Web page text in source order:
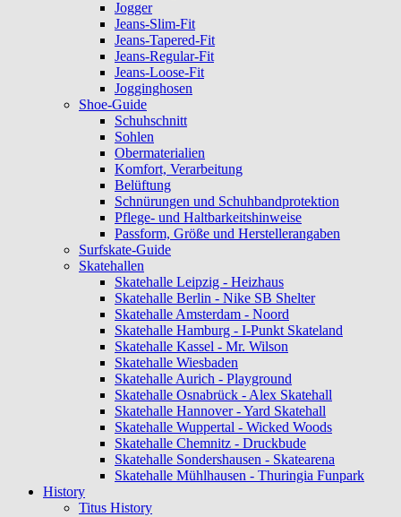
Jogger
Jeans-Slim-Fit
Jeans-Tapered-Fit
Jeans-Regular-Fit
Jeans-Loose-Fit
Jogginghosen
Shoe-Guide
Schuhschnitt
Sohlen
Obermaterialien
Komfort, Verarbeitung
Belüftung
Schnürungen und Schuhbandprotektion
Pflege- und Haltbarkeitshinweise
Passform, Größe und Herstellerangaben
Surfskate-Guide
Skatehallen
Skatehalle Leipzig - Heizhaus
Skatehalle Berlin - Nike SB Shelter
Skatehalle Amsterdam - Noord
Skatehalle Hamburg - I-Punkt Skateland
Skatehalle Kassel - Mr. Wilson
Skatehalle Wiesbaden
Skatehalle Aurich - Playground
Skatehalle Osnabrück - Alex Skatehall
Skatehalle Hannover - Yard Skatehall
Skatehalle Wuppertal - Wicked Woods
Skatehalle Chemnitz - Druckbude
Skatehalle Sondershausen - Skatearena
Skatehalle Mühlhausen - Thuringia Funpark
History
Titus History